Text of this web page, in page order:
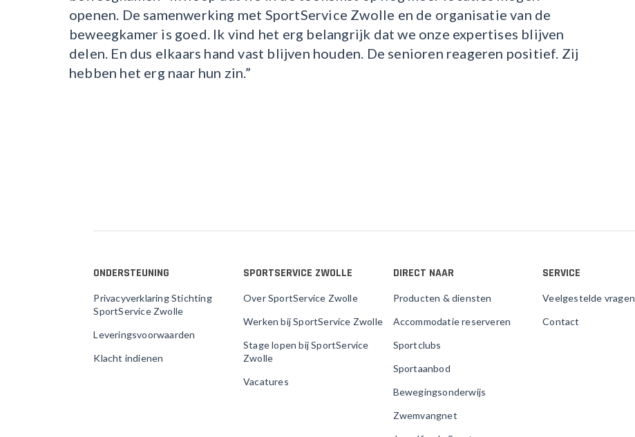
openen. De samenwerking met SportService Zwolle en de organisatie van de
beweegkamer is goed. Ik vind het erg belangrijk dat we onze expertises blijven
delen. En dus elkaars hand vast blijven houden. De senioren reageren positief. Zij
hebben het erg naar hun zin.”
ONDERSTEUNING
Privacyverklaring Stichting
SportService Zwolle
Leveringsvoorwaarden
Klacht indienen
SPORTSERVICE ZWOLLE
Over SportService Zwolle
Werken bij SportService Zwolle
Stage lopen bij SportService
Zwolle
Vacatures
DIRECT NAAR
Producten & diensten
Accommodatie reserveren
Sportclubs
Sportaanbod
Bewegingsonderwijs
Zwemvangnet
SERVICE
Veelgestelde vragen
Contact